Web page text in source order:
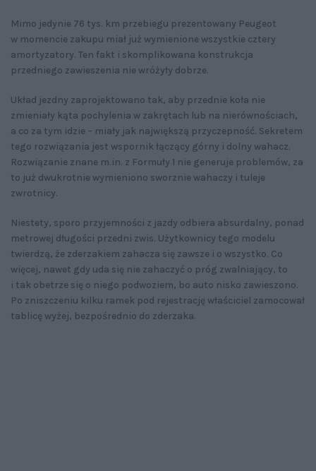
Mimo jedynie 76 tys. km przebiegu prezentowany Peugeot
w momencie zakupu miał już wymienione wszystkie cztery
amortyzatory. Ten fakt i skomplikowana konstrukcja
przedniego zawieszenia nie wróżyły dobrze.
Układ jezdny zaprojektowano tak, aby przednie koła nie
zmieniały kąta pochylenia w zakrętach lub na nierównościach,
a co za tym idzie – miały jak największą przyczepność. Sekretem
tego rozwiązania jest wspornik łączący górny i dolny wahacz.
Rozwiązanie znane m.in. z Formuły 1 nie generuje problemów, za
to już dwukrotnie wymieniono sworznie wahaczy i tuleje
zwrotnicy.
Niestety, sporo przyjemności z jazdy odbiera absurdalny, ponad
metrowej długości przedni zwis. Użytkownicy tego modelu
twierdzą, że zderzakiem zahacza się zawsze i o wszystko. Co
więcej, nawet gdy uda się nie zahaczyć o próg zwalniający, to
i tak obetrze się o niego podwoziem, bo auto nisko zawieszono.
Po zniszczeniu kilku ramek pod rejestrację właściciel zamocował
tablicę wyżej, bezpośrednio do zderzaka.